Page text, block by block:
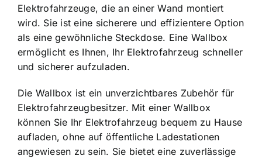
Elektrofahrzeuge, die an einer Wand montiert
wird. Sie ist eine sicherere und effizientere Option
als eine gewöhnliche Steckdose. Eine Wallbox
ermöglicht es Ihnen, Ihr Elektrofahrzeug schneller
und sicherer aufzuladen.
Die Wallbox ist ein unverzichtbares Zubehör für
Elektrofahrzeugbesitzer. Mit einer Wallbox
können Sie Ihr Elektrofahrzeug bequem zu Hause
aufladen, ohne auf öffentliche Ladestationen
angewiesen zu sein. Sie bietet eine zuverlässige